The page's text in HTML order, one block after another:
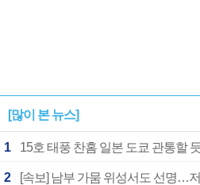
[많이 본 뉴스]
1 15호 태풍 찬홈 일본 도쿄 관통할
2 [속보] 남부 가뭄 위성서도 선명…